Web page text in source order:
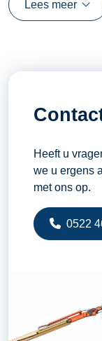
Aansluiting 63A/
Tankinhoud diesel
Verbruik bij
Lees meer
Heeft u
we u ergens
met ons op.
0522